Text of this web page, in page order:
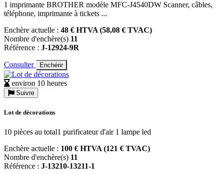
1 imprimante BROTHER modèle MFC-J4540DW Scanner, câbles,
téléphone, imprimante à tickets ...
Enchère actuelle : 48 € HTVA (58,08 € TVAC)
Nombre d'enchère(s) 11
Référence : J-12924-9R
Consulter Enchérir
environ 10 heures
Suivre
Lot de décorations
10 pièces au total1 purificateur d'air 1 lampe led
Enchère actuelle : 100 € HTVA (121 € TVAC)
Nombre d'enchère(s) 11
Référence : J-13210-13211-1